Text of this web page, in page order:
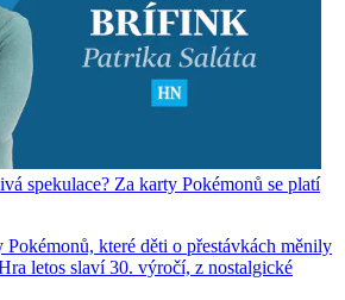
spekulace? Za karty Pokémonů se platí
Pokémonů, které děti o přestávkách měnily
letos slaví 30. výročí, z nostalgické